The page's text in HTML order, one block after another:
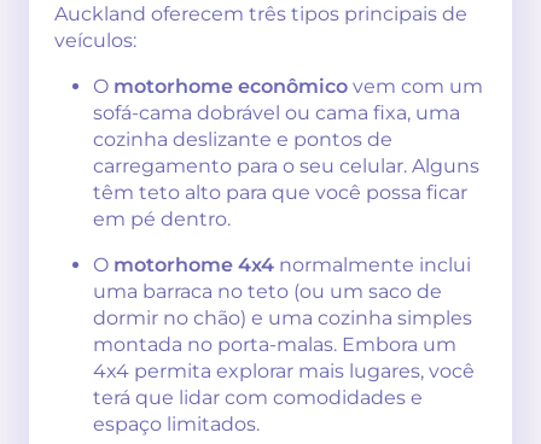
Auckland oferecem três tipos principais de
veículos:
O motorhome econômico vem com um
sofá-cama dobrável ou cama fixa, uma
cozinha deslizante e pontos de
carregamento para o seu celular. Alguns
têm teto alto para que você possa ficar
em pé dentro.
O motorhome 4x4 normalmente inclui
uma barraca no teto (ou um saco de
dormir no chão) e uma cozinha simples
montada no porta-malas. Embora um
4x4 permita explorar mais lugares, você
terá que lidar com comodidades e
espaço limitados.